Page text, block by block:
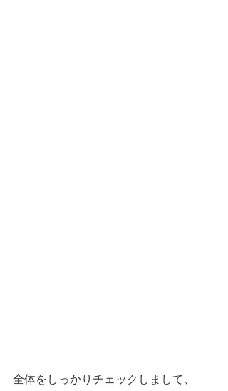
全体をしっかりチェックしまして、